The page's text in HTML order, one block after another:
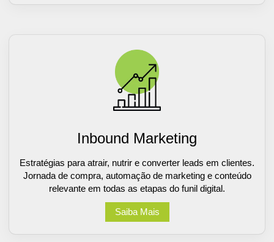
Inbound Marketing
Estratégias para atrair, nutrir e converter leads em clientes.
Jornada de compra, automação de marketing e conteúdo
relevante em todas as etapas do funil digital.
Saiba Mais